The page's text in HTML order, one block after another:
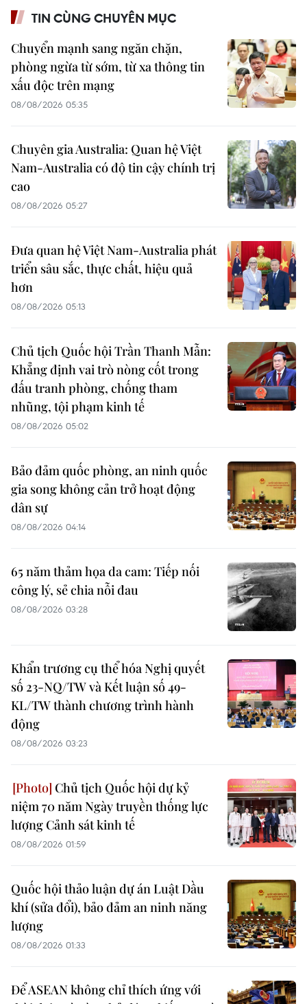
TIN CÙNG CHUYÊN MỤC
Chuyển mạnh sang ngăn chặn,
phòng ngừa từ sớm, từ xa thông tin
xấu độc trên mạng
08/08/2026 05:35
Chuyên gia Australia: Quan hệ Việt
Nam-Australia có độ tin cậy chính trị
cao
08/08/2026 05:27
Đưa quan hệ Việt Nam-Australia phát
triển sâu sắc, thực chất, hiệu quả
hơn
08/08/2026 05:13
Chủ tịch Quốc hội Trần Thanh Mẫn:
Khẳng định vai trò nòng cốt trong
đấu tranh phòng, chống tham
nhũng, tội phạm kinh tế
08/08/2026 05:02
Bảo đảm quốc phòng, an ninh quốc
gia song không cản trở hoạt động
dân sự
08/08/2026 04:14
65 năm thảm họa da cam: Tiếp nối
công lý, sẻ chia nỗi đau
08/08/2026 03:28
Khẩn trương cụ thể hóa Nghị quyết
số 23-NQ/TW và Kết luận số 49-
KL/TW thành chương trình hành
động
08/08/2026 03:23
Chủ tịch Quốc hội dự kỷ
niệm 70 năm Ngày truyền thống lực
lượng Cảnh sát kinh tế
08/08/2026 01:59
Quốc hội thảo luận dự án Luật Dầu
khí (sửa đổi), bảo đảm an ninh năng
lượng
08/08/2026 01:33
Để ASEAN không chỉ thích ứng với